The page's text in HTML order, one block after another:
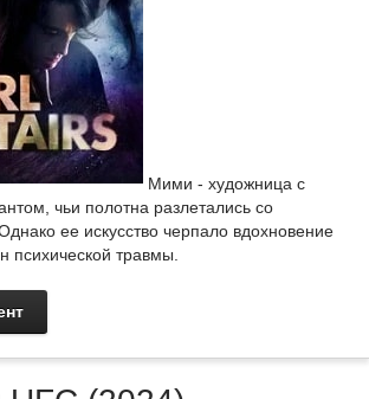
Мими - художница с
чьи полотна разлетались со
ее искусство черпало вдохновение
психической травмы.